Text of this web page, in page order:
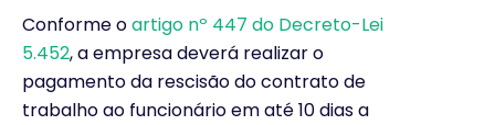
Conforme oartigo nº 447 do Decreto-Lei
5.452, a empresa deverá realizar o
pagamento da rescisão do contrato de
trabalho ao funcionário em até 10 dias a